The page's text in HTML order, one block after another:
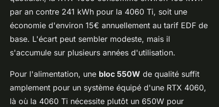
par an contre 241 kWh pour la 4060 Ti, soit une
économie d'environ 15€ annuellement au tarif EDF de
base. L'écart peut sembler modeste, mais il
s'accumule sur plusieurs années d'utilisation.
Pour l'alimentation, une bloc 550W de qualité suffit
amplement pour un système équipé d'une RTX 4060,
là où la 4060 Ti nécessite plutôt un 650W pour